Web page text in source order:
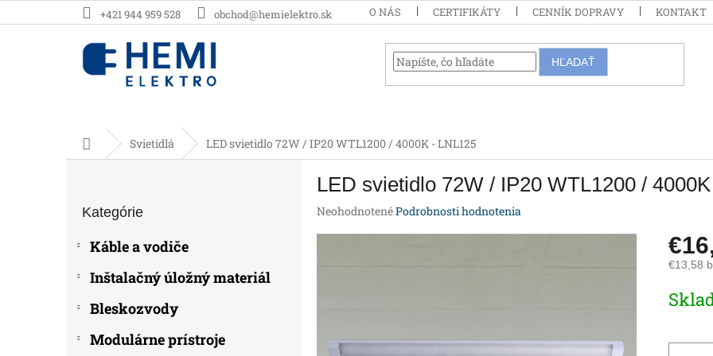
na
+421 944 959 528 obchod@hemielektro.sk O NÁS CERTIFIKÁTY CENNÍK DOPRAVY KONTAKT
HĽADAŤ
DomovSvietidlá LED svietidlo 72W / IP20 WTL1200 / 4000K - LNL125
kategórie
Kategórie
Káble a vodiče
Inštalačný úložný materiál
Bleskozvody
Modulárne prístroje
LED svietidlo 72W / IP20 WTL1200 /
Priemerné
NeohodnotenéPodrobnosti hodnotenia
€13,58
cena: